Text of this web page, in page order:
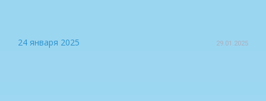
24 января 2025 29.01.2025